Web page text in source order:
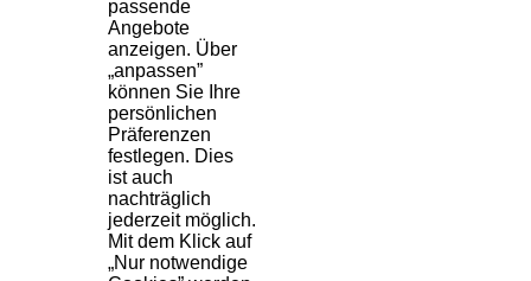
passende
Angebote
anzeigen. Über
„anpassen”
können Sie Ihre
persönlichen
Präferenzen
festlegen. Dies
ist auch
nachträglich
jederzeit möglich.
Mit dem Klick auf
„Nur notwendige